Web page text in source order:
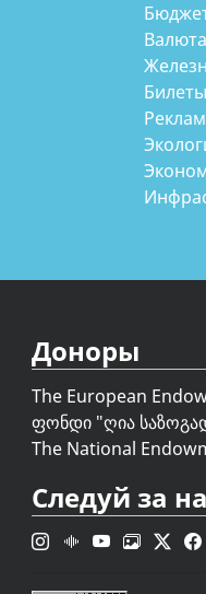
Билеты
Доноры
The European
ფონდი "ღია
The National
Следуй за